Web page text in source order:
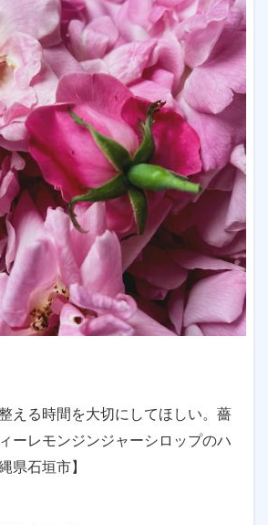
える時間を大切にしてほしい。薔
ーレモンジンジャーシロップのハ
県石垣市】